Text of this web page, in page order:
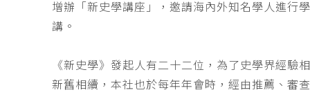
增辦「新史學講座」，邀請海內外知名學人進行
講。
《新史學》發起人有二十二位，為了史學界經驗
新舊相續，本社也於每年年會時，經由推薦、審